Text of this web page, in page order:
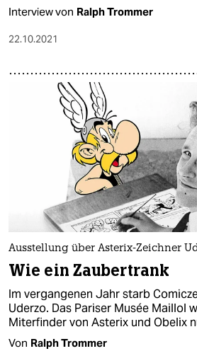
Interview von Ralph Trommer
22.10.2021
Ausstellung über Asterix-Zeichner
Wie ein Zaubertrank
Im vergangenen Jahr starb
Uderzo. Das Pariser Musée Maillol
Miterfinder von Asterix und Obelix
Von Ralph Trommer